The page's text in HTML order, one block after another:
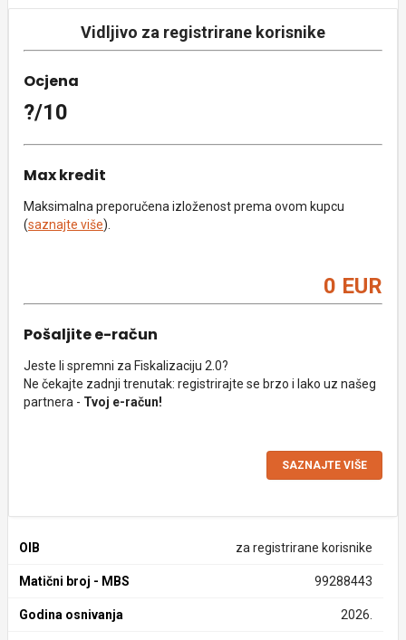
Vidljivo za registrirane korisnike
Ocjena
?/10
Max kredit
Maksimalna preporučena izloženost prema ovom kupcu
(saznajte više).
0 EUR
Pošaljite e-račun
Jeste li spremni za Fiskalizaciju 2.0?
Ne čekajte zadnji trenutak: registrirajte se brzo i lako uz našeg
partnera - Tvoj e-račun!
SAZNAJTE VIŠE
OIB za registrirane korisnike
Matični broj - MBS 99288443
Godina osnivanja 2026.